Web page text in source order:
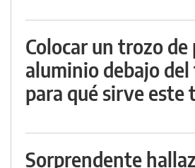
Colocar un trozo de
aluminio debajo
para qué sirve este
Sorprendente